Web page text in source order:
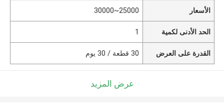
الأسعار 25000~30000
الحد الأدنى لكمية 1
القدرة على العرض 30 قطعة / 30 يوم
عرض المزيد